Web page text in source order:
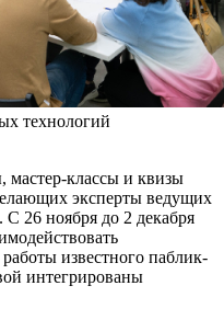
технологий
мастер-классы и квизы
эксперты ведущих
26 ноября до 2 декабря
известного паблик-
интегрированы